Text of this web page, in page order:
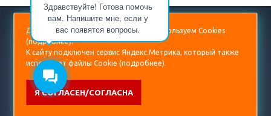
Здравствуйте! Готова помочь
вам. Напишите мне, если у
вас появятся вопросы.+7 (499) 938-53-60
diplom@prorektor.ru
© 2001-2026 Все права защищены.
Для повышения удобства сайта мы используем Cookies
(подробнее).
К сайту подключен сервис Яндекс.Метрика, который также
использует файлы Cookie (подробнее).
Я СОГЛАСЕН/СОГЛАСНА